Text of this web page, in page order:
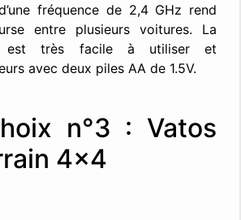
fréquence de 2,4 GHz rend
entre plusieurs voitures. La
est très facile à utiliser et
avec deux piles AA de 1.5V.
n°3 : Vatos
4×4